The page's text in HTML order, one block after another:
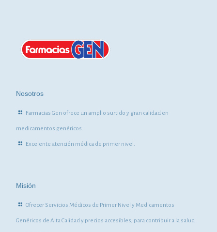
Nosotros
Farmacias Gen ofrece un amplio surtido y gran calidad en
medicamentos genéricos.
Excelente atención médica de primer nivel.
Misión
Ofrecer Servicios Médicos de Primer Nivel y Medicamentos
Genéricos de Alta Calidad y precios accesibles, para contribuir a la salud